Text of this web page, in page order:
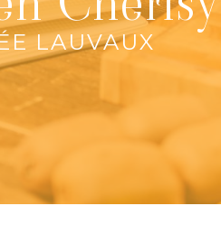
LAUVAUX